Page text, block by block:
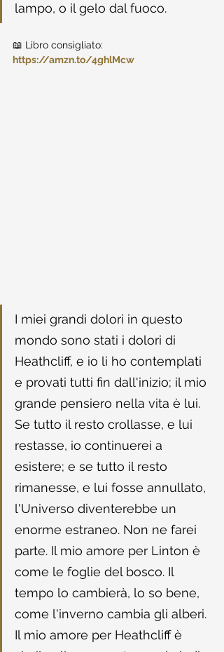
lampo, o il gelo dal fuoco.
📖 Libro consigliato:
https://amzn.to/4ghlMcw
I miei grandi dolori in questo
mondo sono stati i dolori di
Heathcliff, e io li ho contemplati
e provati tutti fin dall'inizio; il mio
grande pensiero nella vita è lui.
Se tutto il resto crollasse, e lui
restasse, io continuerei a
esistere; e se tutto il resto
rimanesse, e lui fosse annullato,
l'Universo diventerebbe un
enorme estraneo. Non ne farei
parte. Il mio amore per Linton è
come le foglie del bosco. Il
tempo lo cambierà, lo so bene,
come l'inverno cambia gli alberi.
Il mio amore per Heathcliff è